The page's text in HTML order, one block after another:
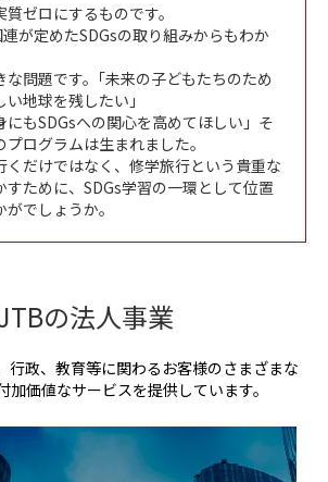
ゼロにするものです。
が定めたSDGsの取り組みからもわか
な問題です。｢未来の子どもたちのため
い地球を残したい｣
にもSDGsへの関心を高めてほしい」そ
ログラムは生まれました。
くだけではなく、修学旅行という貴重な
すために、SDGs学習の一環として位置
でしょうか。
の法人事業
行政、教育等に関わるお客様のさまざまな
加価値なサービスを提供しています。